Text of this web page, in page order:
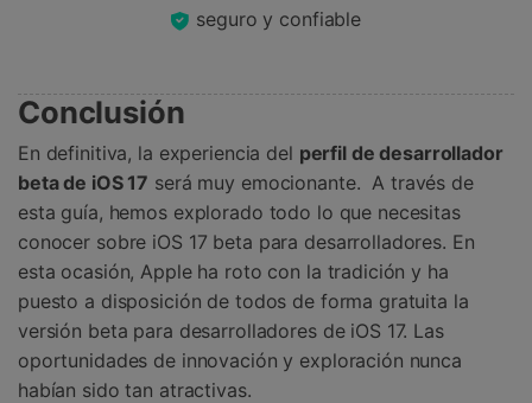
seguro y confiable
Conclusión
En definitiva, la experiencia del perfil de desarrollador
beta de iOS 17 será muy emocionante. 󠀲󠀡󠀡󠀦󠀤󠀠󠀣󠀣󠀨󠀳󠀰 A través de
esta guía, hemos explorado todo lo que necesitas
conocer sobre iOS 17 beta para desarrolladores. En
esta ocasión, Apple ha roto con la tradición y ha
puesto a disposición de todos de forma gratuita la
versión beta para desarrolladores de iOS 17. Las
oportunidades de innovación y exploración nunca
habían sido tan atractivas.